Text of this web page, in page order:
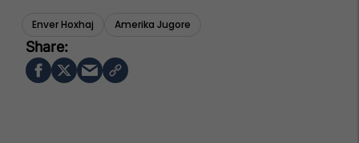
Enver Hoxhaj Amerika Jugore